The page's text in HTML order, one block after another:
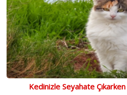
Kedinizle Seyahate